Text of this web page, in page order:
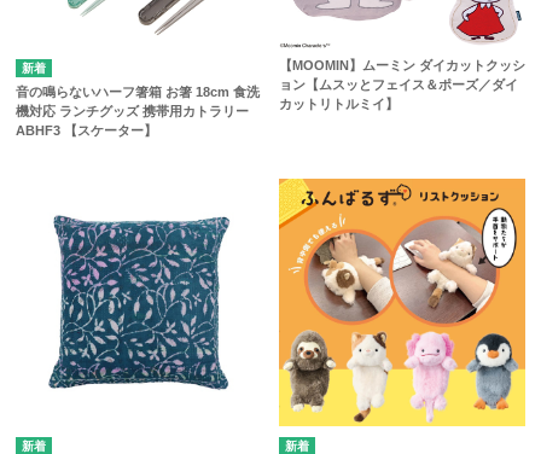
音の鳴らないハーフ箸箱 お箸 18cm 食洗
機対応 ランチグッズ 携帯用カトラリー
ABHF3 【スケーター】
【MOOMIN】ムーミン ダイカットクッシ
ョン【ムスッとフェイス＆ポーズ／ダイ
カットリトルミイ】